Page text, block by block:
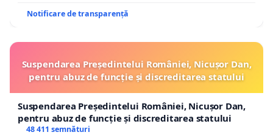
Notificare de transparență
Suspendarea Președintelui României, Nicușor Dan,
pentru abuz de funcție și discreditarea statului
Suspendarea Președintelui României, Nicușor Dan,
pentru abuz de funcție și discreditarea statului
48 411 semnături